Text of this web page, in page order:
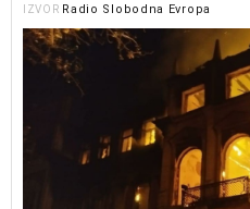
IZVOR Radio Slobodna Evropa